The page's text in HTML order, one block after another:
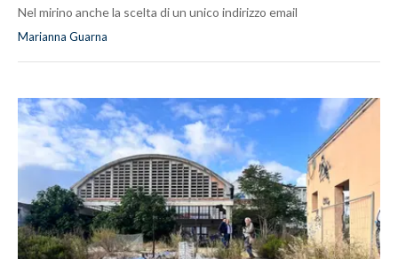
Nel mirino anche la scelta di un unico indirizzo email
Marianna Guarna